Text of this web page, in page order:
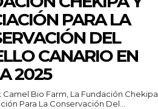
PARA LA
DEL
CANARIO EN
2025
Bio Farm, La Fundación Chekipa
Para La Conservación Del...